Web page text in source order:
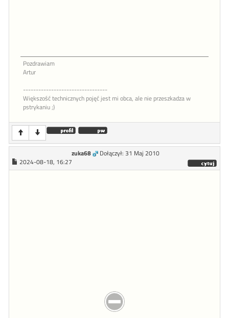
Pozdrawiam
Artur
---------------------------------
Większość technicznych pojęć jest mi obca, ale nie przeszkadza w
pstrykaniu ;)
zuka68
Dołączył: 31 Maj 2010
2024-08-18, 16:27